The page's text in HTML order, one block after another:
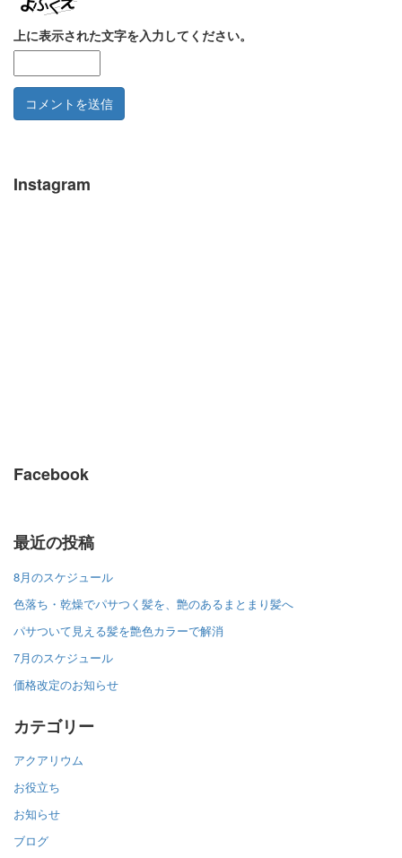
上に表示された文字を入力してください。
Instagram
Facebook
最近の投稿
8月のスケジュール
色落ち・乾燥でパサつく髪を、艶のあるまとまり髪へ
パサついて見える髪を艶色カラーで解消
7月のスケジュール
価格改定のお知らせ
カテゴリー
アクアリウム
お役立ち
お知らせ
ブログ